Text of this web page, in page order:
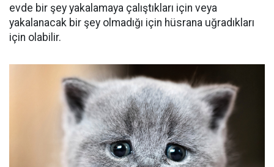
evde bir şey yakalamaya çalıştıkları için veya
yakalanacak bir şey olmadığı için hüsrana uğradıkları
için olabilir.